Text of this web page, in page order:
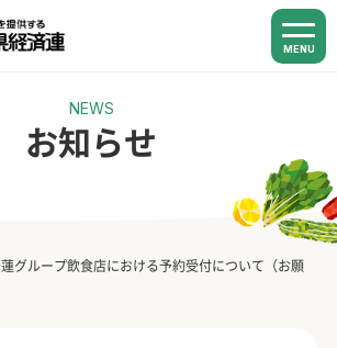
MENU
NEWS
お知らせ
グループ飲食店における予約受付について（お願